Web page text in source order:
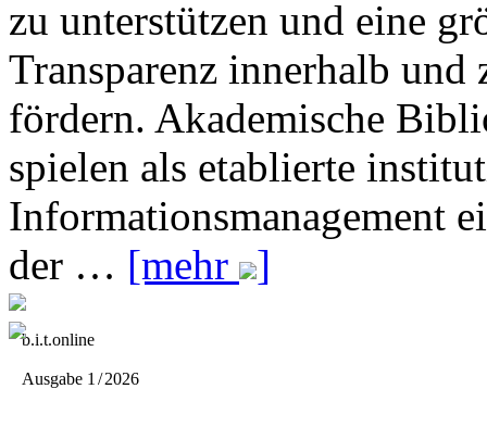
zu unterstützen und eine
Transparenz innerhalb
fördern. Akademische
spielen als etablierte
Informationsmanagement
der … [mehr ]
b.i.t.online
Ausgabe 1 /2026